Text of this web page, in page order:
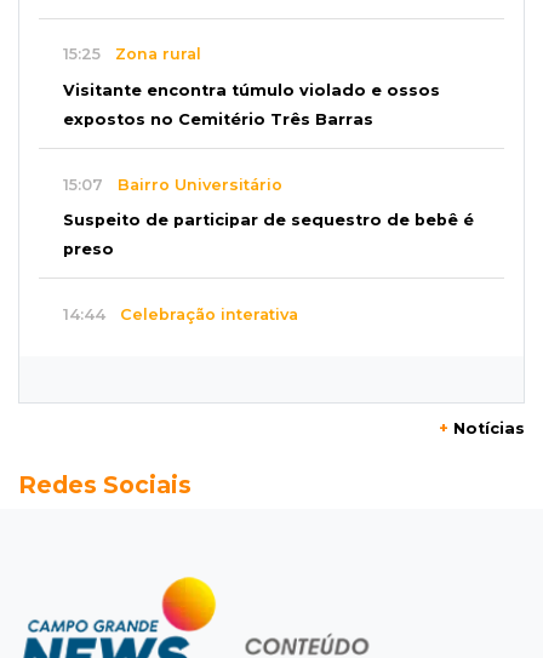
15:25 Zona rural
Visitante encontra túmulo violado e ossos
expostos no Cemitério Três Barras
15:07 Bairro Universitário
Suspeito de participar de sequestro de bebê é
preso
14:44 Celebração interativa
Ladário abre consulta para criação do Parque
Corumbá
Pantaneiro que salvou fazenda com diques
vira personagem de livro
+ Notícias
Redes Sociais